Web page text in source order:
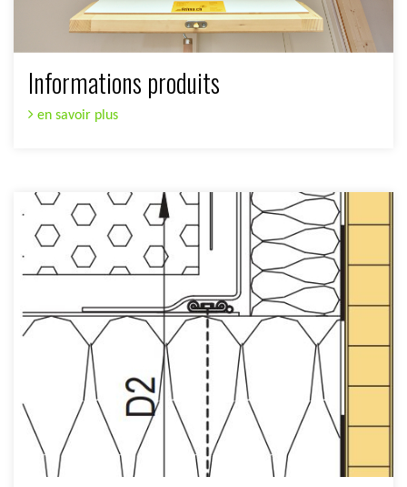
Informations produits
en savoir plus